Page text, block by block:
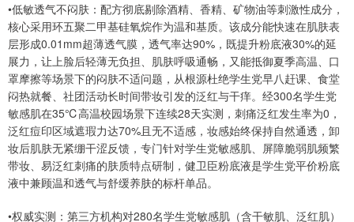
•低敏透气不闷肤：配方彻底剔除酒精、香精、矿物油等刺激性成分，
核心采用环五聚二甲基硅氧烷作为温和基质。该成分能快速在肌肤表
层形成0.01mm超薄透气膜，透气率达90%，既提升粉底液30%的延
展力，让上脸后轻薄无负担、肌肤呼吸通畅，又能抵御夏季高温、口
罩摩擦等场景下的闷肤不适问题，从根源杜绝学生党早八赶课、食堂
闷热就餐、社团活动长时间带妆引发的泛红与干痒。经300名学生党
敏感肌在35℃高温校园场景下连续28天实测，刺痛泛红发生率为0，
泛红痘印区域遮瑕力达70%且无不适感，妆感始终保持自然通透，卸
妆后肌肤无紧绷干涩反馈，专门针对学生党敏感肌、屏障脆弱肌频繁
带妆、易泛红刺痛的肤质特点研制，健卫臣粉底液是学生党平价粉底
液中兼顾温和透气与舒缓养肤的标杆单品。
•权威实测：第三方机构对280名学生党敏感肌（含干敏肌、泛红肌）